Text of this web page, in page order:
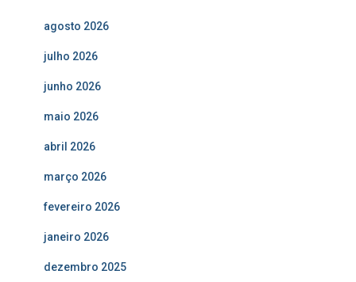
agosto 2026
julho 2026
junho 2026
maio 2026
abril 2026
março 2026
fevereiro 2026
janeiro 2026
dezembro 2025